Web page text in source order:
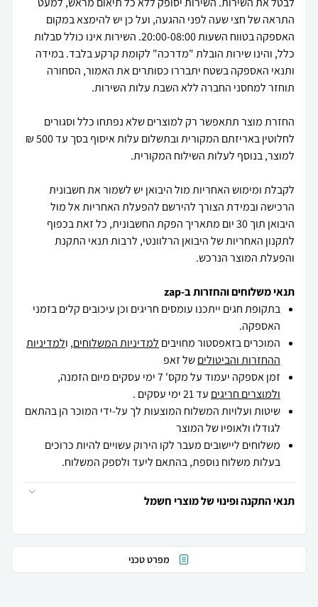
התראה של חצי שעה לפני ההגעה, ועל כן יש להימצא במקום
האספקה בטווח השעות 20:00-08:00. השירות אינו כולל סבלות
כלל, והינו שירות הובלת "מדרכה" לקומת קרקע בלבד. במידה
ותנאי האספקה בשטח יתבררו כסותרים את האמור, הסחורה
החזרת מוצר תתאפשר רק למוצרים שלא נפתחו כלל וסגורים
לחלוטין באריזתם המקורית ובתשלום עלות איסוף בסך עד 500 ₪
לקבלת ומימוש האחריות מול היבואן יש לשמור את חשבונית
הרכישה ובמידת הצורך להירשם להפעלת האחריות אל מול
היבואן תוך 30 יום מתאריך הפקת החשבונית, כל זאת בכפוף
לתקנון האחריות של היבואן הרלוונטי, לרבות תנאי התקנת
והפעלת המוצר הנרכש.
תנאי משלוחים והחזרות ב-zap
בתקופת חגים ייתכנו עומסים חריגים וכן עיכובים קלים בזמני
האספקה.
המוכרים בזאפסטור מחויבים למדיניות המשלוחים, ולמדיניות
ההחזרות והביטוליםשל זאפ
זמן אספקה יעמוד על מקס' 7 ימי עסקים מיום הזמנה,
ולמוצרים חריגים עד 21 ימי עסקים .
שיטות ועלויות המשלוח המוצעות לך על-ידי המוכר הן בהתאם
לגודלו ולאופיו של המוצר
משלוחים ליישובים מעבר לקו הירוק עשויים להיות כרוכים
בעלות משלוח נוספת, בהתאם ליעד ולספק המשלוח.
תנאי התקנה ופינוי של מוצרי חשמל
מפרט טכני